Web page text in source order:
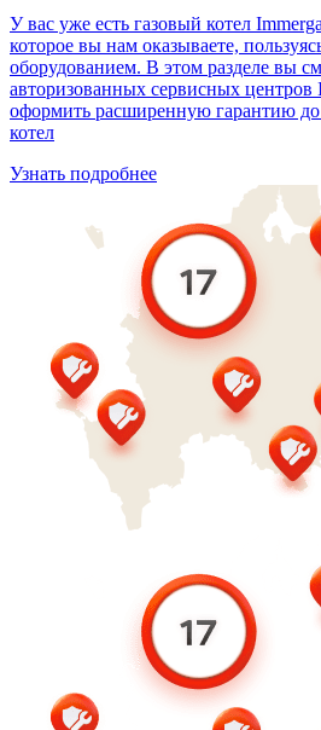
У вас уже есть газовый котел
которое вы нам оказываете,
оборудованием. В этом разделе вы
авторизованных сервисных центров
оформить расширенную гарантию до
котел
Узнать подробнее